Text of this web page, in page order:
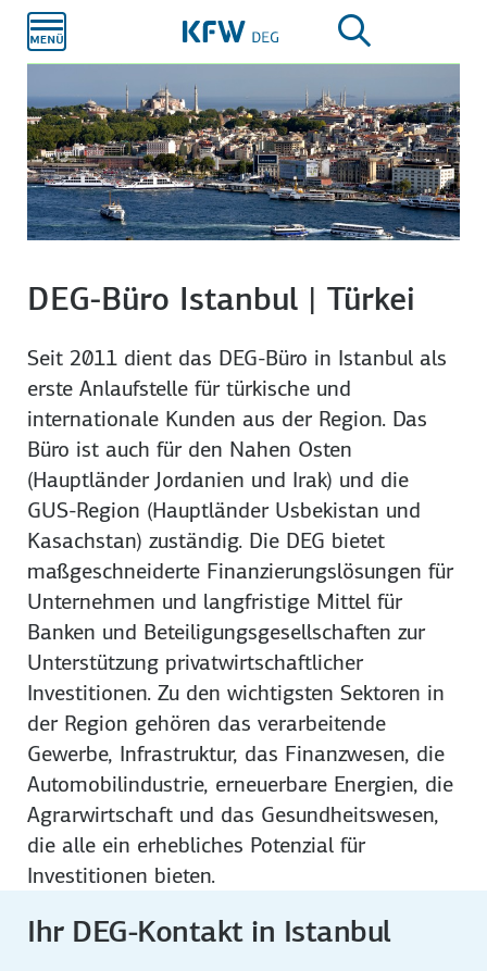
Hauptinhalt
DEG-Büro Istanbul | Türkei
Seit 2011 dient das DEG-Büro in Istanbul als
erste Anlaufstelle für türkische und
internationale Kunden aus der Region. Das
Büro ist auch für den Nahen Osten
(Hauptländer Jordanien und Irak) und die
GUS-Region (Hauptländer Usbekistan und
Kasachstan) zuständig. Die DEG bietet
maßgeschneiderte Finanzierungslösungen für
Unternehmen und langfristige Mittel für
Banken und Beteiligungsgesellschaften zur
Unterstützung privatwirtschaftlicher
Investitionen. Zu den wichtigsten Sektoren in
der Region gehören das verarbeitende
Gewerbe, Infrastruktur, das Finanzwesen, die
Automobilindustrie, erneuerbare Energien, die
Agrarwirtschaft und das Gesundheitswesen,
die alle ein erhebliches Potenzial für
Investitionen bieten.
Ihr DEG-Kontakt in Istanbul